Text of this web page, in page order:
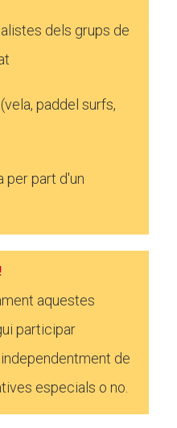
dels grups de
paddel surfs,
per part d'un
aquestes
participar
de
especials o no.